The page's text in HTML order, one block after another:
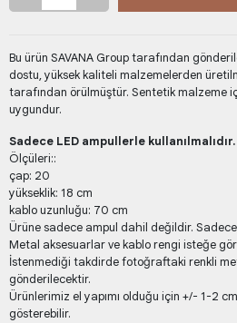
Bu ürün SAVANA Group tarafından
dostu, yüksek kaliteli malzemelerden
tarafından örülmüştür. Sentetik malzeme
uygundur.
Sadece LED ampullerle kullanılmalıdır.
Ölçüleri::
çap: 20
yükseklik: 18 cm
kablo uzunluğu: 70 cm
Ürüne sadece ampul dahil değildir. Sadece
Metal aksesuarlar ve kablo rengi isteğe
İstenmediği takdirde fotoğraftaki renkli
gönderilecektir.
Ürünlerimiz el yapımı olduğu için +/- 1-2
gösterebilir.